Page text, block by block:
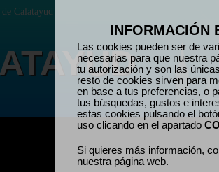
INFORMACIÓN
Las cookies pueden ser de
necesarias para que nuestra
tu autorización y son las
resto de cookies sirven para
en base a tus preferencias, o
tus búsquedas, gustos e
estas cookies pulsando el
uso clicando en el apartado
Si quieres más información,
nuestra página web.
Calatayud